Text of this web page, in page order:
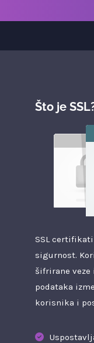
Što je
SSL
sigurnost.
šifrirane
podataka
korisnika i